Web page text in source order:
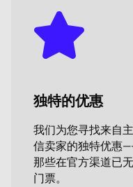
蕾舞剧的理想平台。
方，观众发现自己处
如果您想参与这一难
站上购买鲍里斯·艾
赏融合过去和现在的
独特的优惠
我们为您寻找来自
信卖家的独特优惠
那些在官方渠道已
门票。